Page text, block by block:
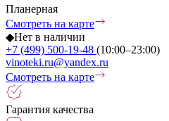
Планерная
Смотреть на карте
◆Нет в наличии
+7 (499) 500-19-48 (10:00–23:00)
vinoteki.ru@yandex.ru
Смотреть на карте
Гарантия качества